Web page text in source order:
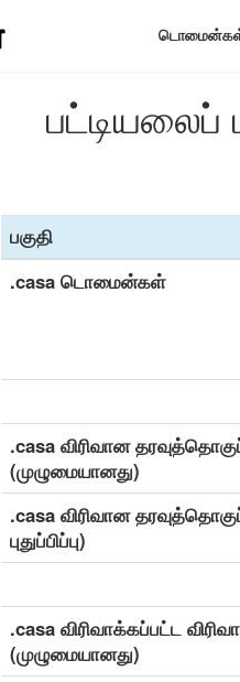
டொமைன்கள்
பகுதி
.casa டொமைன்கள்
.casa விரிவான
(முழுமையானது)
.casa விரிவான
புதுப்பிப்பு)
.casa விரிவாக்கப்பட்ட
(முழுமையானது)